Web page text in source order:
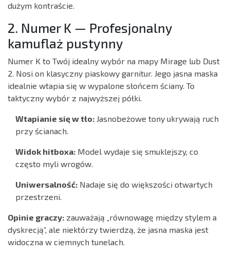
dużym kontraście.
2. Numer K — Profesjonalny
kamuflaż pustynny
Numer K to Twój idealny wybór na mapy Mirage lub Dust
2. Nosi on klasyczny piaskowy garnitur. Jego jasna maska
idealnie wtapia się w wypalone słońcem ściany. To
taktyczny wybór z najwyższej półki.
Wtapianie się w tło: Jasnobeżowe tony ukrywają ruch
przy ścianach.
Widok hitboxa: Model wydaje się smuklejszy, co
często myli wrogów.
Uniwersalność: Nadaje się do większości otwartych
przestrzeni.
Opinie graczy: zauważają „równowagę między stylem a
dyskrecją”, ale niektórzy twierdzą, że jasna maska jest
widoczna w ciemnych tunelach.